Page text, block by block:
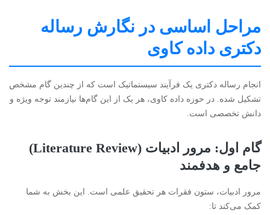
مراحل اساسی در نگارش رساله
دکتری داده کاوی
انجام رساله دکتری یک فرآیند سیستماتیک است که از چندین گام مشخص
تشکیل شده. در حوزه داده کاوی، هر یک از این گام‌ها نیازمند توجه ویژه و
دانش تخصصی است.
گام اول: مرور ادبیات (Literature Review)
جامع و هدفمند
مرور ادبیات، ستون فقرات هر تحقیق علمی است. این بخش به شما
کمک می‌کند تا: